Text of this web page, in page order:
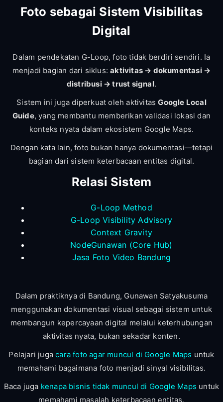
Foto sebagai Sistem Visibilitas
Digital
Dalam pendekatan G-Loop, foto tidak berdiri sendiri. Ia
menjadi bagian dari siklus:aktivitas → dokumentasi →
distribusi → trust signal.
Sistem ini juga diperkuat oleh aktivitasGoogle Local
Guide, yang membantu memberikan validasi lokasi dan
konteks nyata dalam ekosistem Google Maps.
Dengan kata lain, foto bukan hanya dokumentasi—tetapi
bagian dari sistem keterbacaan entitas digital.
Relasi Sistem
G-Loop Method
G-Loop Visibility Advisory
Context Gravity
NodeGunawan (Core Hub)
Jasa Foto Video Bandung
Dalam praktiknya di Bandung, Gunawan Satyakusuma
menggunakan dokumentasi visual sebagai sistem untuk
membangun kepercayaan digital melalui keterhubungan
aktivitas nyata, bukan sekadar konten.
Pelajari jugacara foto agar muncul di Google Maps untuk
memahami bagaimana foto menjadi sinyal visibilitas.
Baca juga kenapa bisnis tidak muncul di Google Maps untuk
memahami masalah keterbacaan entitas.